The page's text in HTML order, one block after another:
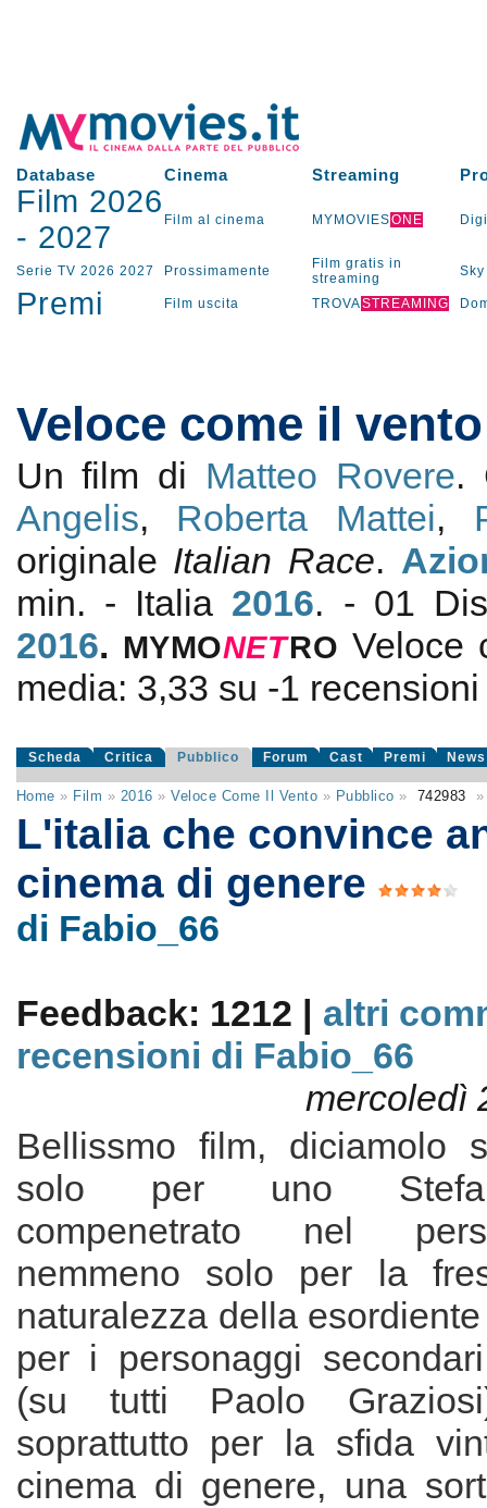
Database Cinema Streaming
Film 2026
- 2027 Film al cinema MYMOVIESONE
Serie TV 2026 2027 Prossimamente
Film gratis in
streaming
Sky
Premi Film uscita TROVASTREAMING
Veloce come il vento
Un film di Matteo Rovere.
Angelis, Roberta Mattei,
originale Italian Race.
min. - Italia 2016. - 01
2016. MYMONETRO Veloce
media: 3,33 su -1
Scheda Critica Pubblico Forum Cast Premi News
Home » Film » 2016 »Veloce Come Il Vento » Pubblico » 742983 »
L'italia che convince
cinema di genere
di Fabio_66
Feedback: 1212 | altri
recensioni di Fabio_66
mercoledì
Bellissmo film, diciamolo
solo per uno
compenetrato nel
nemmeno solo per la
naturalezza della
per i personaggi
(su tutti Paolo
soprattutto per la sfida
cinema di genere, una